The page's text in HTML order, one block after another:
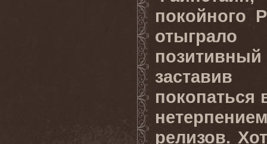
покойного
покопаться
релизов.